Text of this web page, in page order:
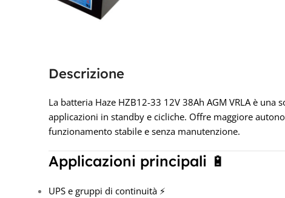
Descrizione
La batteria Haze HZB12-33 12V 38Ah AGM VRLA è
applicazioni in standby e cicliche. Offre maggiore
funzionamento stabile e senza manutenzione.
Applicazioni principali 🔋
UPS e gruppi di continuità ⚡